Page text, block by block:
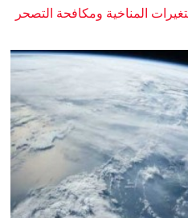
المناخية ومكافحة التصحر